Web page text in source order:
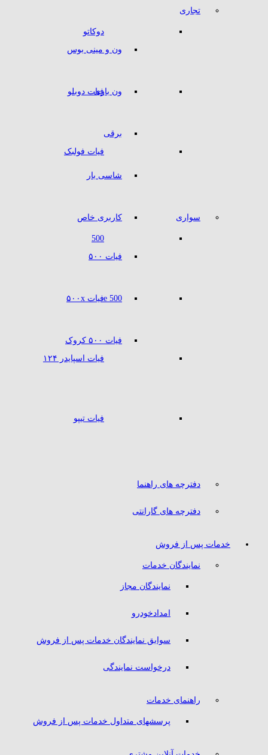
تجاری
دوکاتو
ون و مینی بوس
ون باری
برقی
شاسی بار
کاربری خاص
فیات دوبلو
فیات فولبک
سواری
500
فیات ۵۰۰
500 e
فیات ۵۰۰ کروک
فیات ۵۰۰x
فیات اسپایدر ۱۲۴
فیات تیپو
دفترچه های راهنما
دفترچه های گارانتی
خدمات پس از فروش
نمایندگان خدمات
نمایندگان مجاز
امدادخودرو
سوابق نمایندگان خدمات پس از فروش
درخواست نمایندگی
راهنمای خدمات
پرسشهای متداول خدمات پس از فروش